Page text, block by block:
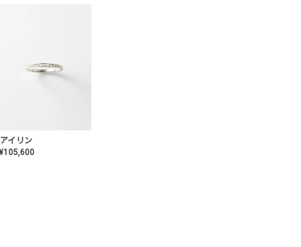
アイリン
105,600